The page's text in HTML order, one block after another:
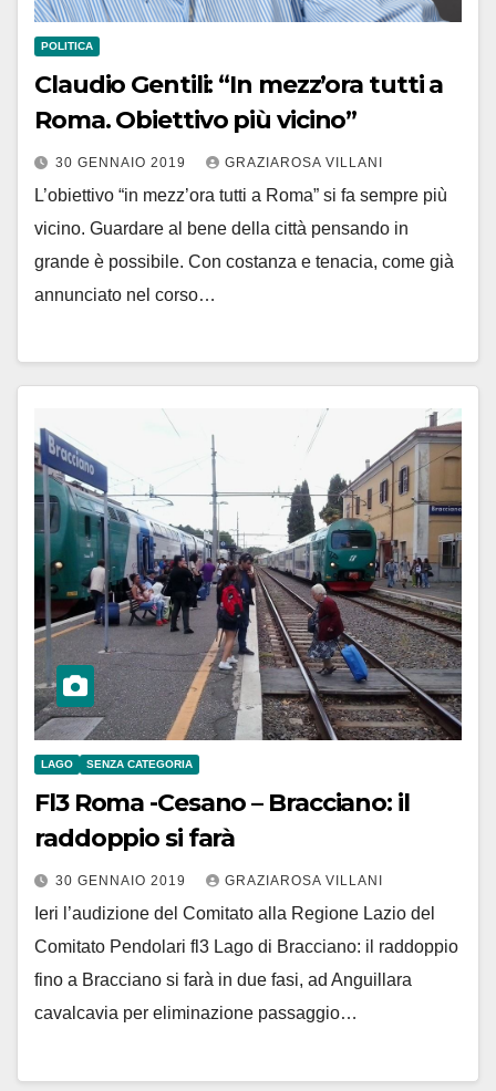
POLITICA
Claudio Gentili: “In mezz’ora tutti a
Roma. Obiettivo più vicino”
30 GENNAIO 2019 GRAZIAROSA VILLANI
L’obiettivo “in mezz’ora tutti a Roma” si fa sempre più
vicino. Guardare al bene della città pensando in
grande è possibile. Con costanza e tenacia, come già
annunciato nel corso…
LAGO SENZA CATEGORIA
Fl3 Roma -Cesano – Bracciano: il
raddoppio si farà
30 GENNAIO 2019 GRAZIAROSA VILLANI
Ieri l’audizione del Comitato alla Regione Lazio del
Comitato Pendolari fl3 Lago di Bracciano: il raddoppio
fino a Bracciano si farà in due fasi, ad Anguillara
cavalcavia per eliminazione passaggio…